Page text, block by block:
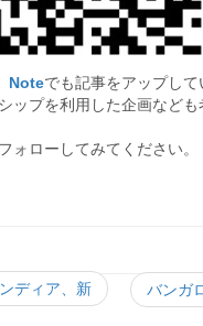
Noteでも記事をアップして
ップを利用した企画など
ォローしてみてください。
ディア、新 バンガ